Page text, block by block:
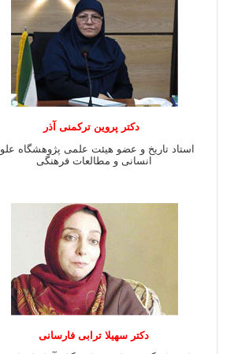
دکتر پروین ترکمنی آذر
استاد تاریخ و عضو هیئت علمی پژوهشگاه
انسانی و مطالعات فرهنگى
دکتر سهیلا ترابی فارسانی